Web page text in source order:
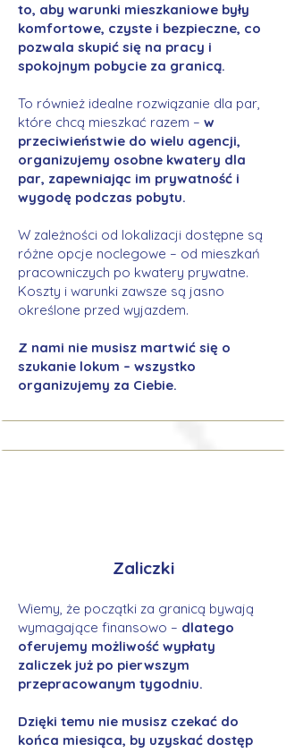
to, aby warunki mieszkaniowe były
komfortowe, czyste i bezpieczne, co
pozwala skupić się na pracy i
spokojnym pobycie za granicą.
To również idealne rozwiązanie dla par,
które chcą mieszkać razem – w
przeciwieństwie do wielu agencji,
organizujemy osobne kwatery dla
par, zapewniając im prywatność i
wygodę podczas pobytu.
W zależności od lokalizacji dostępne są
różne opcje noclegowe – od mieszkań
pracowniczych po kwatery prywatne.
Koszty i warunki zawsze są jasno
określone przed wyjazdem.
Z nami nie musisz martwić się o
szukanie lokum – wszystko
organizujemy za Ciebie.
Zaliczki
Wiemy, że początki za granicą bywają
wymagające finansowo – dlatego
oferujemy możliwość wypłaty
zaliczek już po pierwszym
przepracowanym tygodniu.
Dzięki temu nie musisz czekać do
końca miesiąca, by uzyskać dostęp